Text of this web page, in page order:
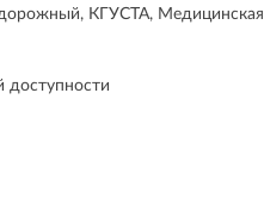
КГУСТА, Медицинская
доступности